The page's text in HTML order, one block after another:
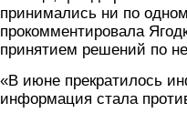
принимались ни по
прокомментировала
принятием решений по
«В июне прекратилось
информация стала